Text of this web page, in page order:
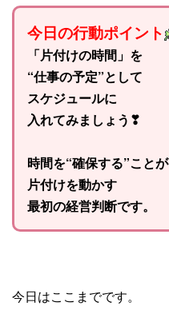
今日の行動ポイント
「片付けの時間」を
“仕事の予定”として
スケジュールに
入れてみましょう❣
時間を“確保する”ことが
片付けを動かす
最初の経営判断です。
今日はここまでです。